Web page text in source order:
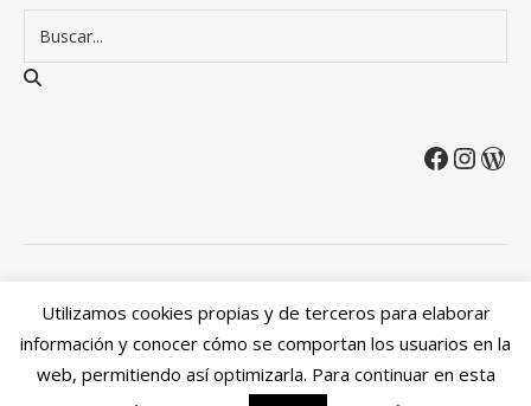
Política de privacidad Política de devoluciones y reembolsos
Mi cuenta
Ashe Tema deWP Royal
Utilizamos cookies propias y de terceros para elaborar
información y conocer cómo se comportan los usuarios en la
web, permitiendo así optimizarla. Para continuar en esta